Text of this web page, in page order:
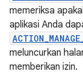
memeriksa
aplikasi Anda
meluncurkan
memberikan izin.